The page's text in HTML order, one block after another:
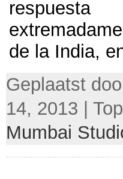
de la India,
Geplaatst
14, 2013 |
Mumbai